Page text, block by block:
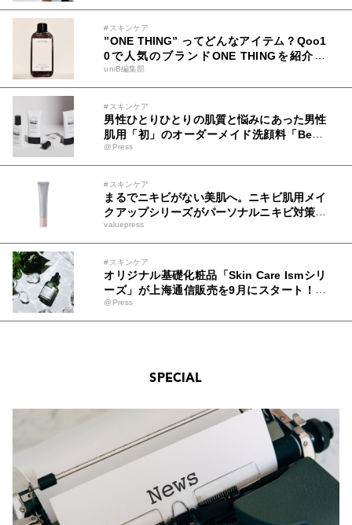
#スキンケア
”ONE THING” ってどんなアイテム？Qoo1
0で人気のブランドONE THINGを紹介♡
【韓国コスメ】
uniB編集部
#スキンケア
男性ひとりひとりの肌質と悩みにあった男性
肌用「初」のオーダーメイド洗顔料「Besp
okeWash」新発売～スマホで5つの質問に
答えるだけの新しいスキンケア体験～
@Press
#スキンケア
まるでニキビがない美肌へ。ニキビ肌用メイ
クアップシリーズがパーソナルニキビ対策ブ
ランドNIKI PITA（ニキピタ ）から9/9に新
発売
valuepress
#スキンケア
オリジナル基礎化粧品「Skin Care Ismシリ
ーズ」が上海通信販売を9月にスタート！北
海道由来の成分を使用した代表商品Skin Ca
re Ism Premium Reset serumの販促強化を
@Press
SPECIAL